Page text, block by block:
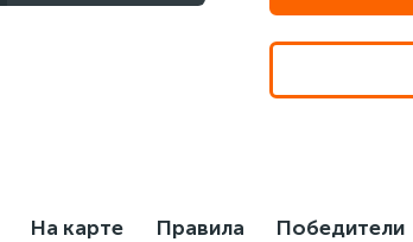
На карте Правила Победители